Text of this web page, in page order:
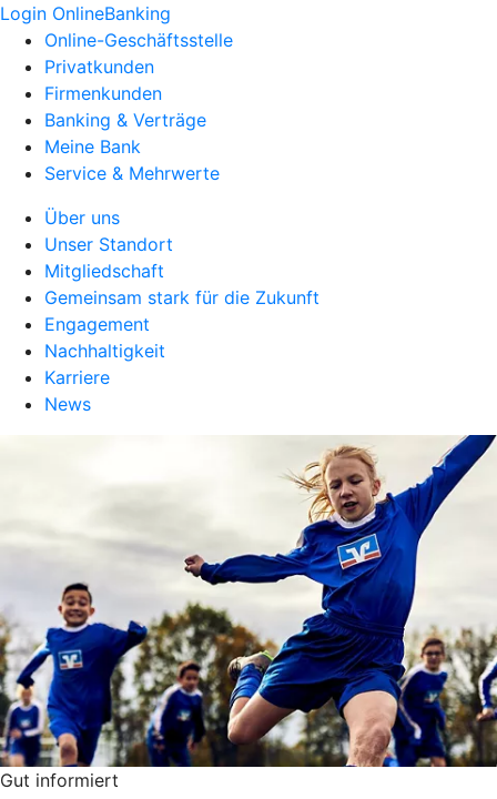
Login OnlineBanking
Online-Geschäftsstelle
Privatkunden
Firmenkunden
Banking & Verträge
Meine Bank
Service & Mehrwerte
Über uns
Unser Standort
Mitgliedschaft
Gemeinsam stark für die Zukunft
Engagement
Nachhaltigkeit
Karriere
News
Gut informiert